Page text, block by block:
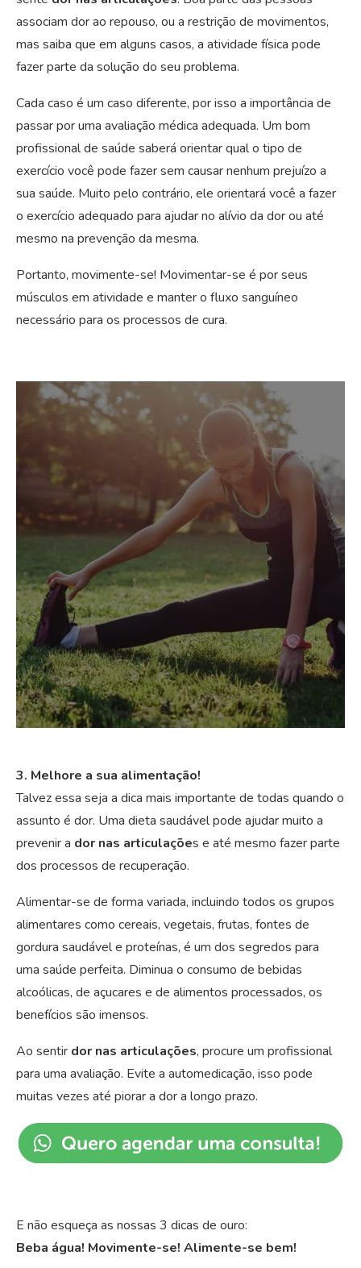
associam dor ao repouso, ou a restrição de movimentos,
mas saiba que em alguns casos, a atividade física pode
fazer parte da solução do seu problema.
Cada caso é um caso diferente, por isso a importância de
passar por uma avaliação médica adequada. Um bom
profissional de saúde saberá orientar qual o tipo de
exercício você pode fazer sem causar nenhum prejuízo a
sua saúde. Muito pelo contrário, ele orientará você a fazer
o exercício adequado para ajudar no alívio da dor ou até
mesmo na prevenção da mesma.
Portanto, movimente-se! Movimentar-se é por seus
músculos em atividade e manter o fluxo sanguíneo
necessário para os processos de cura.
3. Melhore a sua alimentação!
Talvez essa seja a dica mais importante de todas quando o
assunto é dor. Uma dieta saudável pode ajudar muito a
prevenir a dor nas articulações e até mesmo fazer parte
dos processos de recuperação.
Alimentar-se de forma variada, incluindo todos os grupos
alimentares como cereais, vegetais, frutas, fontes de
gordura saudável e proteínas, é um dos segredos para
uma saúde perfeita. Diminua o consumo de bebidas
alcoólicas, de açucares e de alimentos processados, os
benefícios são imensos.
Ao sentir dor nas articulações, procure um profissional
para uma avaliação. Evite a automedicação, isso pode
muitas vezes até piorar a dor a longo prazo.
E não esqueça as nossas 3 dicas de ouro:
Beba água! Movimente-se! Alimente-se bem!